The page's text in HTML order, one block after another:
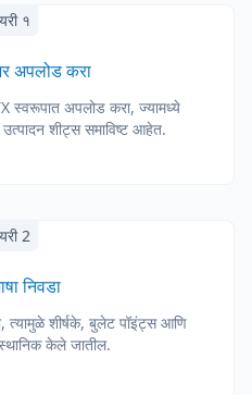
१
अपलोड करा
स्वरूपात अपलोड करा, ज्यामध्ये
शीट्स समाविष्ट आहेत.
2
निवडा
त्यामुळे शीर्षके, बुलेट पॉइंट्स आणि
केले जातील.